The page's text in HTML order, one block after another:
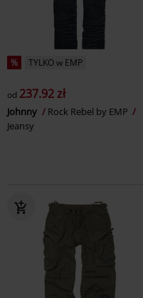
% TYLKO w EMP
od 237.92 zł
Johnny
Rock Rebel by EMP
Jeansy